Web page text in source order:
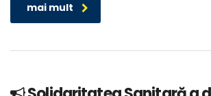
mai mult